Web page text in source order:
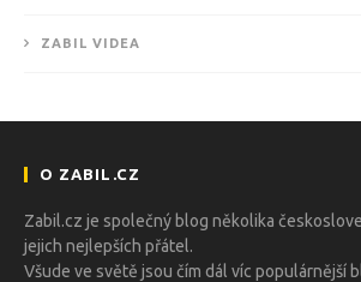
ZABIL VIDEA
O ZABIL.CZ
Zabil.cz je společný blog několika
jejich nejlepších přátel.
Všude ve světě jsou čím dál víc populárnější